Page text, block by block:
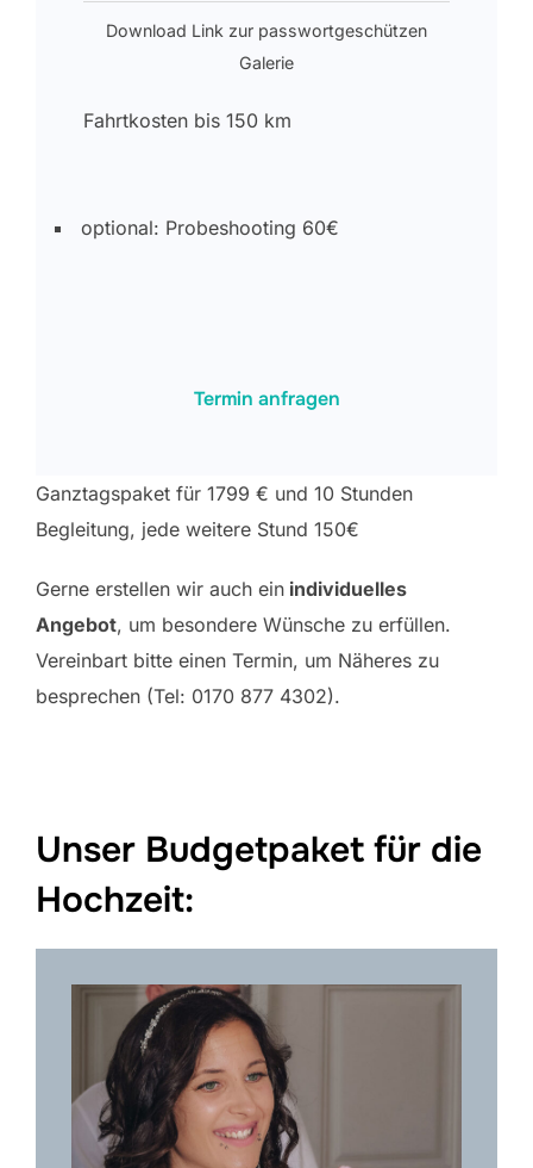
Download Link zur passwortgeschützen
Galerie
Fahrtkosten bis 150 km
optional: Probeshooting 60€
Termin anfragen
Ganztagspaket für 1799 € und 10 Stunden
Begleitung, jede weitere Stund 150€
Gerne erstellen wir auch ein individuelles
Angebot, um besondere Wünsche zu erfüllen.
Vereinbart bitte einen Termin, um Näheres zu
besprechen (Tel: 0170 877 4302).
Unser Budgetpaket für die
Hochzeit: